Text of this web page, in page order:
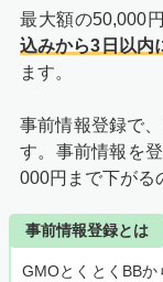
最大額の50,000
込みから3日以内
ます。
事前情報登録で
す。事前情報を
000円まで下がる
事前情報登録とは
GMOとくとくBB